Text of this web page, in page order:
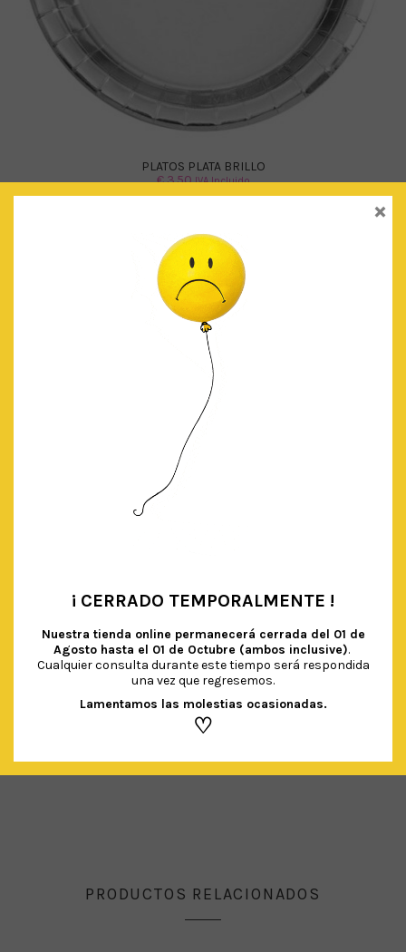
PLATOS PLATA BRILLO
€3.50 IVA Incluido
CONFETTI MIX: COSMIC MOON
€4.50 IVA Incluido
PRODUCTOS RELACIONADOS
¡ CERRADO TEMPORALMENTE !
Nuestra tienda online permanecerá cerrada del 01 de
Agosto hasta el 01 de Octubre (ambos inclusive).
Cualquier consulta durante este tiempo será respondida
una vez que regresemos.
Lamentamos las molestias ocasionadas.
♡
×